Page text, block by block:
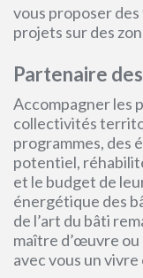
vous proposer
projets sur des
Partenaire
Accompagner les
collectivités
programmes, des
potentiel,
et le budget de
énergétique des
de l’art du bâti
maître d’œuvre
avec vous un